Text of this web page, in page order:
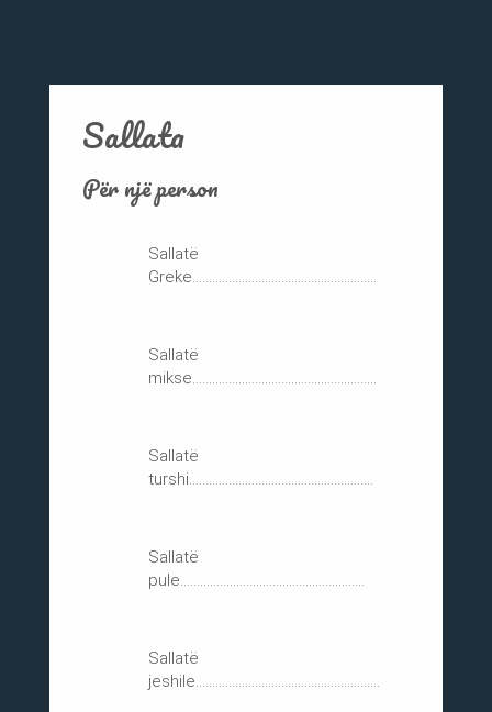
Sallata
Për një person
Sallatë
Greke........................................................
Sallatë
mikse........................................................
Sallatë
turshi........................................................
Sallatë
pule........................................................
Sallatë
jeshile........................................................